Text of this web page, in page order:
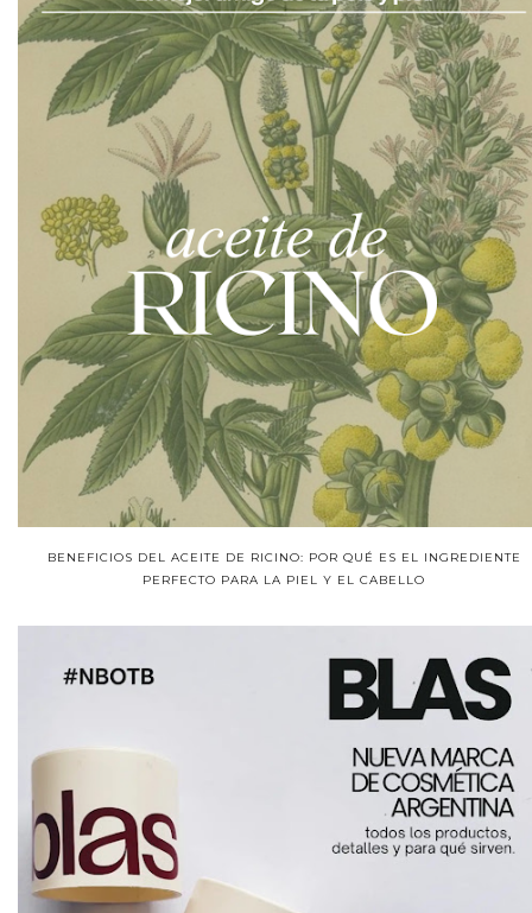
BENEFICIOS DEL ACEITE DE RICINO: POR QUÉ ES EL INGREDIENTE
PERFECTO PARA LA PIEL Y EL CABELLO